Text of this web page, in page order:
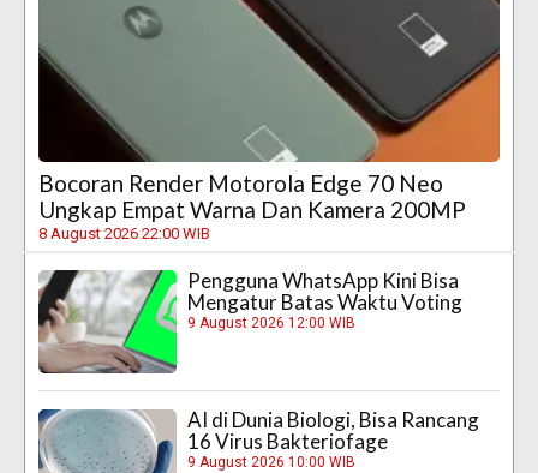
Bocoran Render Motorola Edge 70 Neo
Ungkap Empat Warna Dan Kamera 200MP
8 August 2026 22:00 WIB
Pengguna WhatsApp Kini Bisa
Mengatur Batas Waktu Voting
9 August 2026 12:00 WIB
AI di Dunia Biologi, Bisa Rancang
16 Virus Bakteriofage
9 August 2026 10:00 WIB